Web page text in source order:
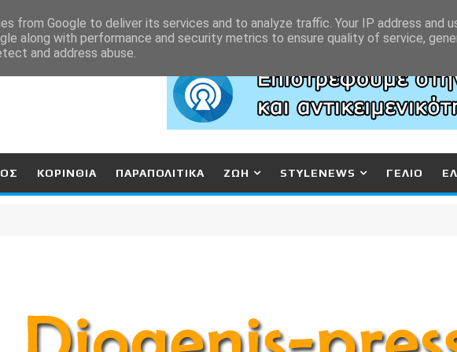
ΚΟΡΙΝΘΙΑ ΠΑΡΑΠΟΛΙΤΙΚΑ ΖΩΗ STYLENEWS ΓΕΛΙΟ
from Google to deliver its services and to analyze traffic. Your IP address and
along with performance and security metrics to ensure quality of service,
and address abuse.